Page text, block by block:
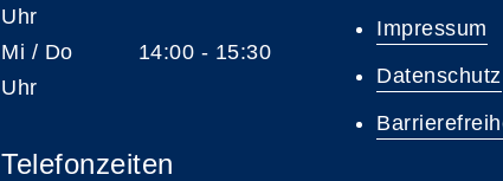
Uhr
Mi / Do 14:00 - 15:30
Uhr
Telefonzeiten
Impressum
Datenschutz